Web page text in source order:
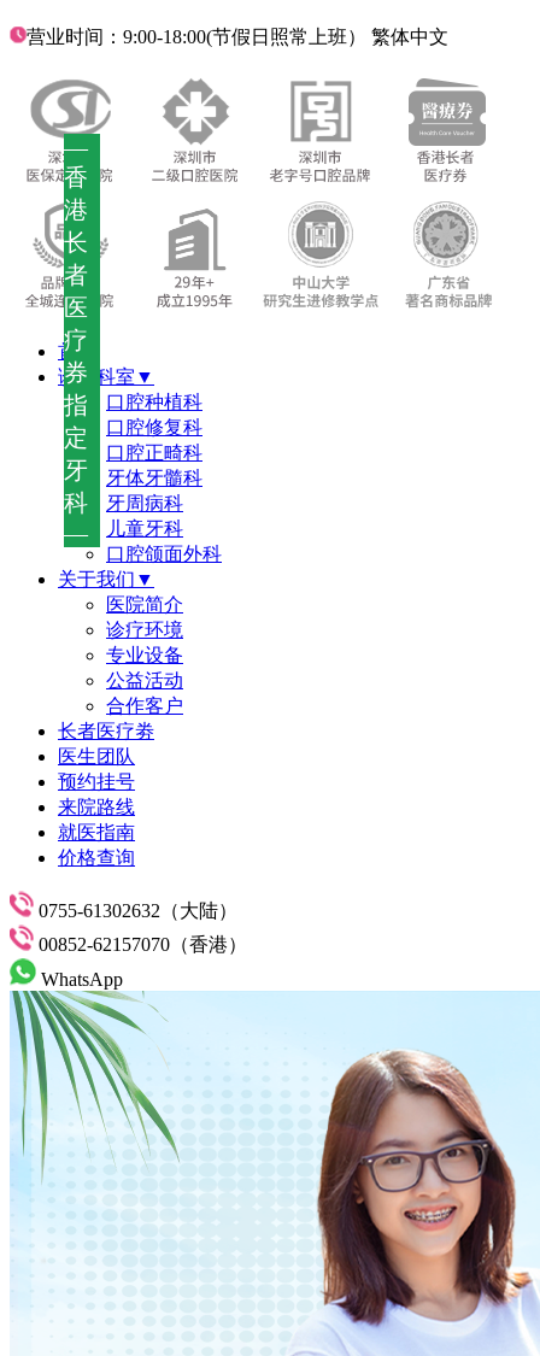
—
香
港
长
者
医
疗
券
指
定
牙
科
—
营业时间：9:00-18:00(节假日照常上班） 繁体中文
首页
诊疗科室▼
口腔种植科
口腔修复科
口腔正畸科
牙体牙髓科
牙周病科
儿童牙科
口腔颌面外科
关于我们▼
医院简介
诊疗环境
专业设备
公益活动
合作客户
长者医疗劵
医生团队
预约挂号
来院路线
就医指南
价格查询
0755-61302632（大陆）
00852-62157070（香港）
WhatsApp